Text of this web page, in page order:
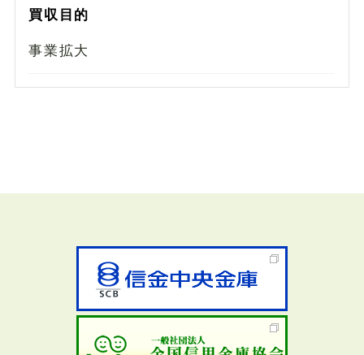
買収目的
事業拡大